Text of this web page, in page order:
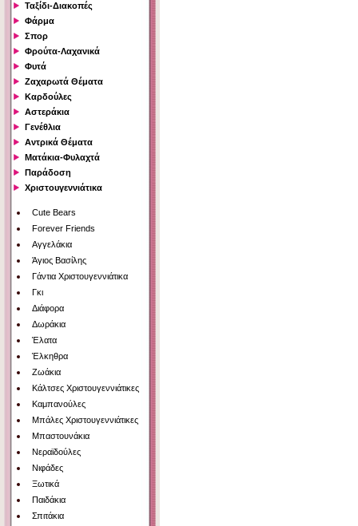
Ταξίδι-Διακοπές
Φάρμα
Σπορ
Φρούτα-Λαχανικά
Φυτά
Ζαχαρωτά Θέματα
Καρδούλες
Αστεράκια
Γενέθλια
Αντρικά Θέματα
Ματάκια-Φυλαχτά
Παράδοση
Χριστουγεννιάτικα
Cute Bears
Forever Friends
Αγγελάκια
Άγιος Βασίλης
Γάντια Χριστουγεννιάτικα
Γκι
Διάφορα
Δωράκια
Έλατα
Έλκηθρα
Ζωάκια
Κάλτσες Χριστουγεννιάτικες
Καμπανούλες
Μπάλες Χριστουγεννιάτικες
Μπαστουνάκια
Νεραϊδούλες
Νιφάδες
Ξωτικά
Παιδάκια
Σπιτάκια